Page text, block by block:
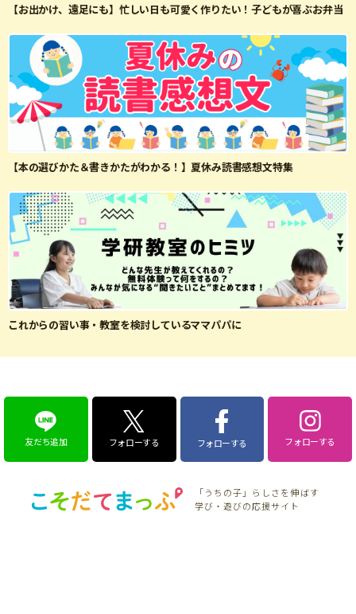
【お出かけ、遠足にも】忙しい日も可愛く作りたい！子どもが喜ぶお弁当
【本の選びかた＆書きかたがわかる！】夏休み読書感想文特集
これからの習い事・教室を検討しているママパパに
友だち追加 フォローする フォローする フォローする
「うちの子」らしさを伸ばす
学び・遊びの応援サイト